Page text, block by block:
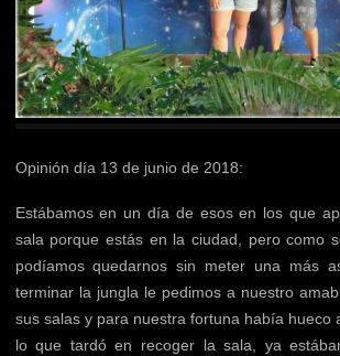
Opinión día 13 de junio de 2018:
Estábamos en un día de esos en los que
sala porque estás en la ciudad, pero como
podíamos quedarnos sin meter una más
terminar la jungla le pedimos a nuestro
sus salas y para nuestra fortuna había hueco
lo que tardó en recoger la sala, ya